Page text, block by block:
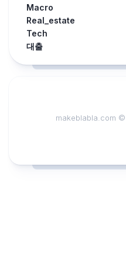
Macro
Real_estate
Tech
대출
makeblabla.com ©